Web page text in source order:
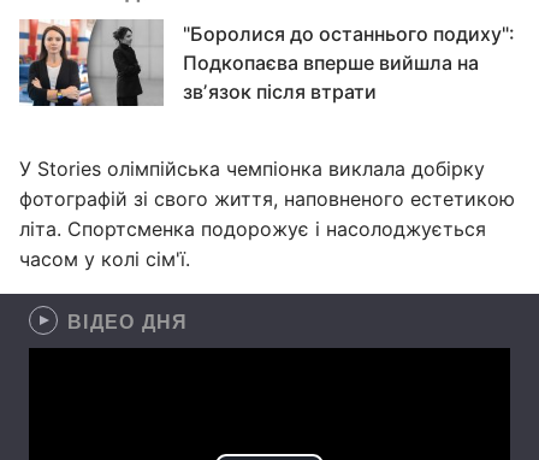
"Боролися до останнього подиху":
Подкопаєва вперше вийшла на
звʼязок після втрати
У Stories олімпійська чемпіонка виклала добірку
фотографій зі свого життя, наповненого естетикою
літа. Спортсменка подорожує і насолоджується
часом у колі сім'ї.
ВІДЕО ДНЯ